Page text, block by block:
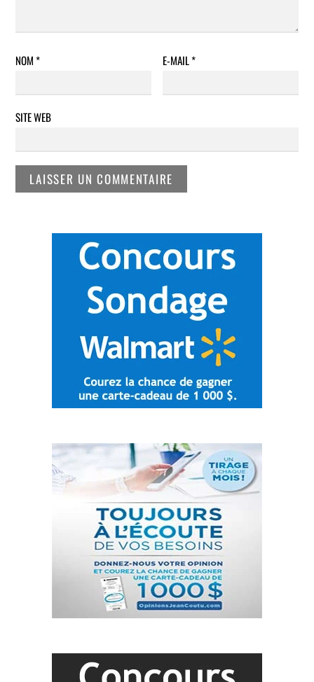
NOM* E-MAIL*
SITE WEB